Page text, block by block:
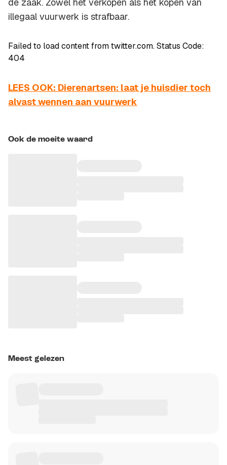
de zaak. Zowel het verkopen als het kopen van
illegaal vuurwerk is strafbaar.
Failed to load content from twitter.com. Status Code:
404
LEES OOK: Dierenartsen: laat je huisdier toch
alvast wennen aan vuurwerk
Ook de moeite waard
Meest gelezen